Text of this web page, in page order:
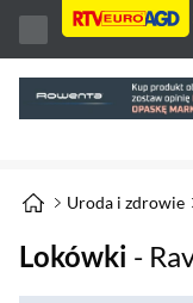
Uroda i zdrowie
Lokówki -